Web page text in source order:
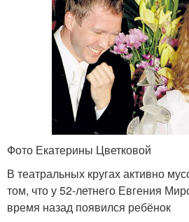
Фото Екатерины Цветковой
В театральных кругах активно
том, что у 52-летнего Евгения
время назад появился ребёнок